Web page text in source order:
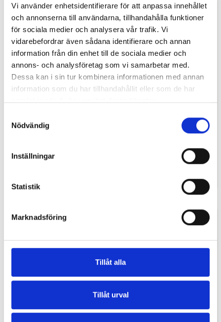
Vi använder enhetsidentifierare för att anpassa innehållet
och annonserna till användarna, tillhandahålla funktioner
för sociala medier och analysera vår trafik. Vi
vidarebefordrar även sådana identifierare och annan
information från din enhet till de sociala medier och
annons- och analysföretag som vi samarbetar med.
Dessa kan i sin tur kombinera informationen med annan
information som du har tillhandahållit eller som de har
samlat in när du har använt deras tjänster.
Nödvändig
Inställningar
Statistik
Marknadsföring
Tillåt alla
Tillåt urval
EU av högkvalitativt spunnen och
vävd marinpolyester,155g/m2.Finns ...
Våra Norska flaggor är tillverkade i EU
av högkvalitativt spunnen och vävd
marinpolyester,155g/m2.Finns i s...
Luxemburgs Flagga Polens Flagga